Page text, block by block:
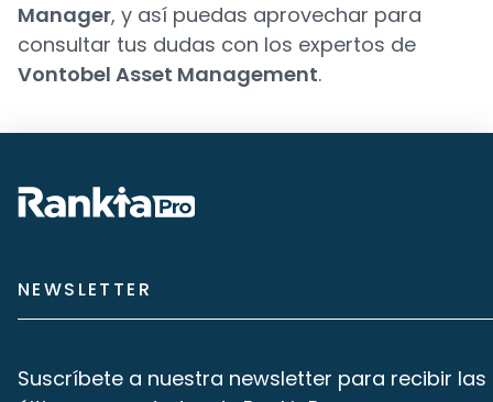
Manager, y así puedas aprovechar para
consultar tus dudas con los expertos de
Vontobel Asset Management.
NEWSLETTER
Suscríbete a nuestra newsletter para recibir las